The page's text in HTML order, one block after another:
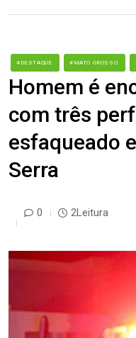
#DESTAQUE #MATO GROSSO
Homem é
com três
esfaqueado
Serra
0 2Leitura